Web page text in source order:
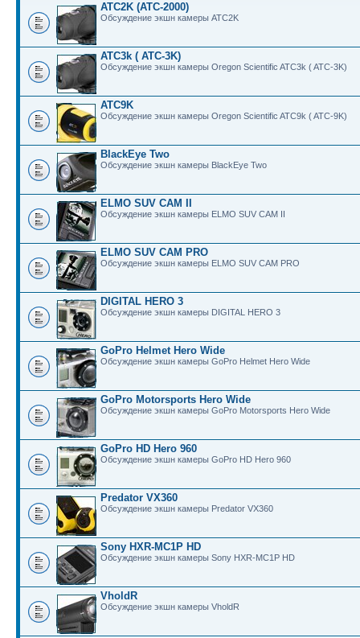
ATC2K (ATC-2000)
Обсуждение экшн камеры ATC2K
ATC3k ( ATC-3K)
Обсуждение экшн камеры Oregon Scientific ATC3k ( ATC-3K)
ATC9K
Обсуждение экшн камеры Oregon Scientific ATC9k ( ATC-9K)
BlackEye Two
Обсуждение экшн камеры BlackEye Two
ELMO SUV CAM II
Обсуждение экшн камеры ELMO SUV CAM II
ELMO SUV CAM PRO
Обсуждение экшн камеры ELMO SUV CAM PRO
DIGITAL HERO 3
Обсуждение экшн камеры DIGITAL HERO 3
GoPro Helmet Hero Wide
Обсуждение экшн камеры GoPro Helmet Hero Wide
GoPro Motorsports Hero Wide
Обсуждение экшн камеры GoPro Motorsports Hero Wide
GoPro HD Hero 960
Обсуждение экшн камеры GoPro HD Hero 960
Predator VX360
Обсуждение экшн камеры Predator VX360
Sony HXR-MC1P HD
Обсуждение экшн камеры Sony HXR-MC1P HD
VholdR
Обсуждение экшн камеры VholdR